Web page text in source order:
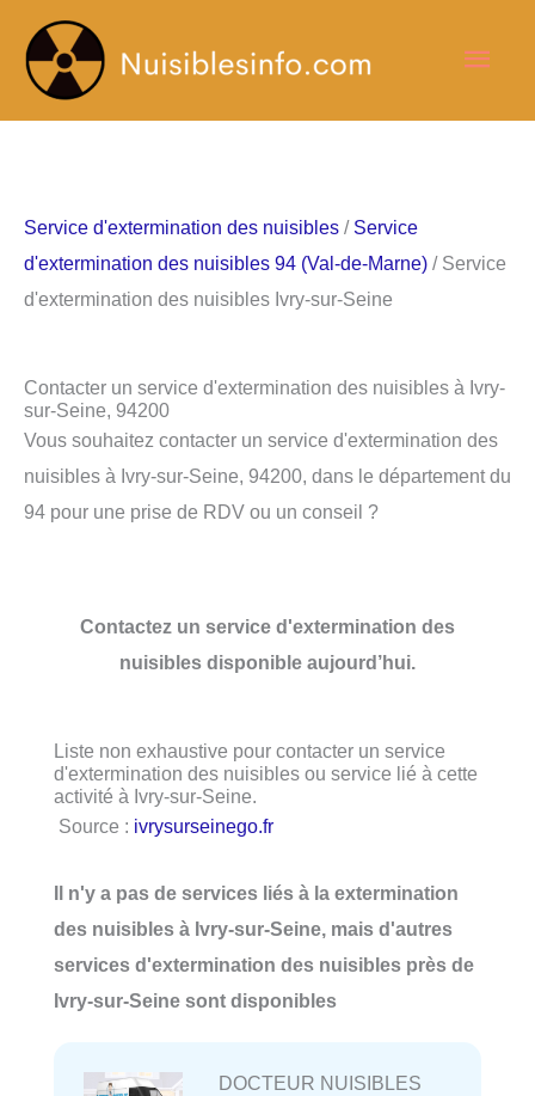
contenu
Service d'extermination des nuisibles / Service
d'extermination des nuisibles 94 (Val-de-Marne) / Service
d'extermination des nuisibles Ivry-sur-Seine
Contacter un service d'extermination des nuisibles à Ivry-
sur-Seine, 94200
Vous souhaitez contacter un service d'extermination des
nuisibles à Ivry-sur-Seine, 94200, dans le département du
94 pour une prise de RDV ou un conseil ?
Contactez un service d'extermination des
nuisibles disponible aujourd’hui.
Liste non exhaustive pour contacter un service
d'extermination des nuisibles ou service lié à cette
activité à Ivry-sur-Seine.
Source : ivrysurseinego.fr
Il n'y a pas de services liés à la extermination
des nuisibles à Ivry-sur-Seine, mais d'autres
services d'extermination des nuisibles près de
Ivry-sur-Seine sont disponibles
DOCTEUR NUISIBLES